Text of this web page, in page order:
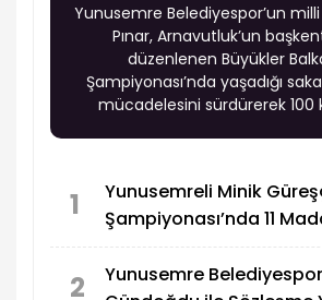
Yunusemre Belediyespor’un
Pınar, Arnavutluk’un
düzenlenen Büyükler
Şampiyonası’nda yaşadığı
mücadelesini sürdürerek 100
1
Yunusemreli Minik
Şampiyonası’nda 11
2
Yunusemre